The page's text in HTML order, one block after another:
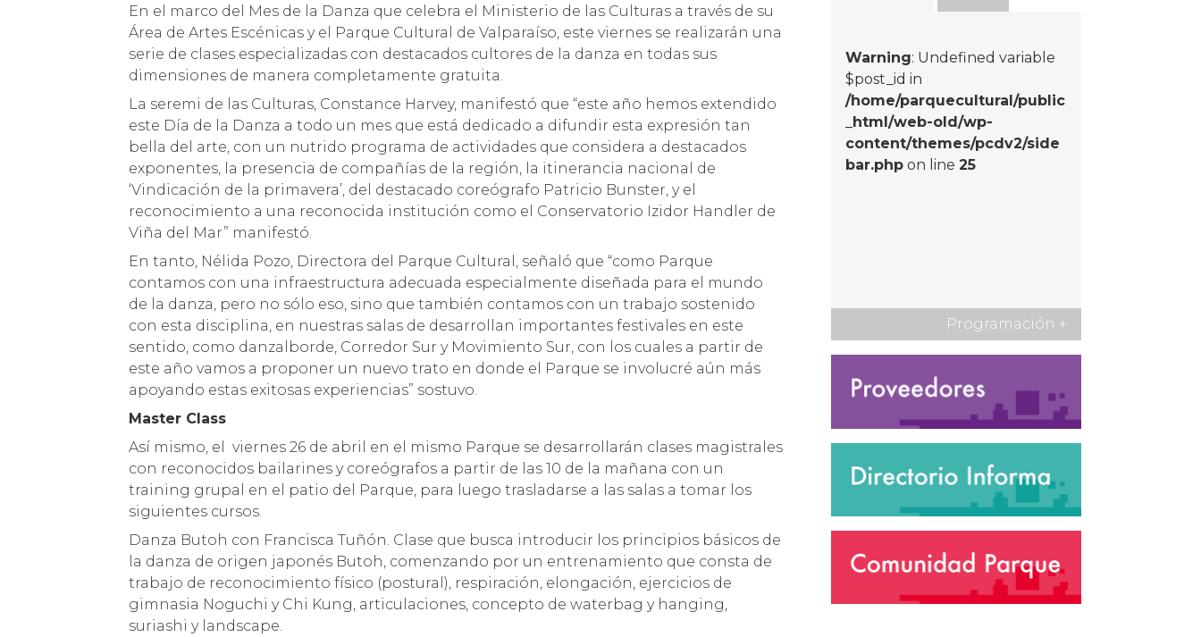
En el marco del Mes de la Danza que celebra el Ministerio de las Culturas a través de su
Área de Artes Escénicas y el Parque Cultural de Valparaíso, este viernes se realizarán una
serie de clases especializadas con destacados cultores de la danza en todas sus
dimensiones de manera completamente gratuita.
La seremi de las Culturas, Constance Harvey, manifestó que “este año hemos extendido
este Día de la Danza a todo un mes que está dedicado a difundir esta expresión tan
bella del arte, con un nutrido programa de actividades que considera a destacados
exponentes, la presencia de compañías de la región, la itinerancia nacional de
‘Vindicación de la primavera’, del destacado coreógrafo Patricio Bunster, y el
reconocimiento a una reconocida institución como el Conservatorio Izidor Handler de
Viña del Mar” manifestó.
En tanto, Nélida Pozo, Directora del Parque Cultural, señaló que “como Parque
contamos con una infraestructura adecuada especialmente diseñada para el mundo
de la danza, pero no sólo eso, sino que también contamos con un trabajo sostenido
con esta disciplina, en nuestras salas de desarrollan importantes festivales en este
sentido, como danzalborde, Corredor Sur y Movimiento Sur, con los cuales a partir de
este año vamos a proponer un nuevo trato en donde el Parque se involucré aún más
apoyando estas exitosas experiencias” sostuvo.
Master Class
Así mismo, el viernes 26 de abril en el mismo Parque se desarrollarán clases magistrales
con reconocidos bailarines y coreógrafos a partir de las 10 de la mañana con un
training grupal en el patio del Parque, para luego trasladarse a las salas a tomar los
siguientes cursos.
Danza Butoh con Francisca Tuñón. Clase que busca introducir los principios básicos de
la danza de origen japonés Butoh, comenzando por un entrenamiento que consta de
trabajo de reconocimiento físico (postural), respiración, elongación, ejercicios de
gimnasia Noguchi y Chi Kung, articulaciones, concepto de waterbag y hanging,
suriashi y landscape.
Warning: Undefined variable
$post_id in
/home/parquecultural/public
_html/web-old/wp-
content/themes/pcdv2/side
bar.php on line25
Programación +